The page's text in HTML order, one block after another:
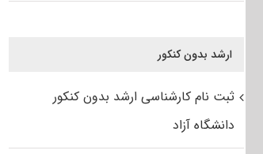
ارشد بدون کنکور
ثبت نام کارشناسی ارشد بدون کنکور
دانشگاه آزاد